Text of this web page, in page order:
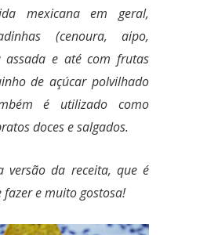
mexicana em geral,
(cenoura, aipo,
assada e até com frutas
de açúcar polvilhado
é utilizado como
doces e salgados.
versão da receita, que é
e muito gostosa!